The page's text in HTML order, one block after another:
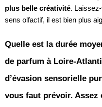
plus belle créativité.
sens olfactif, il est bien plus
Quelle est la durée
de parfum à Loire-
d’évasion sensorielle
vous faut prévoir. Assez